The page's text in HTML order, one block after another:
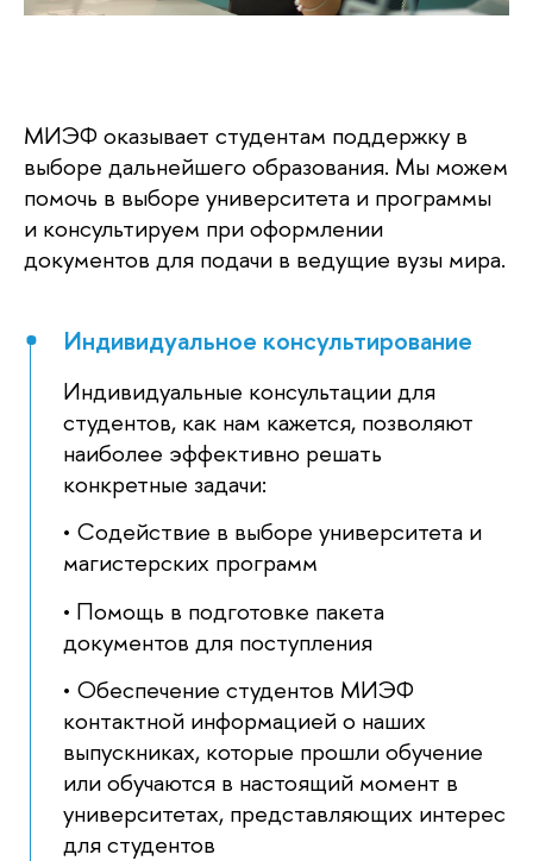
МИЭФ оказывает студентам поддержку в
выборе дальнейшего образования. Мы можем
помочь в выборе университета и программы
и консультируем при оформлении
документов для подачи в ведущие вузы мира.
Индивидуальное консультирование
Индивидуальные консультации для
студентов, как нам кажется, позволяют
наиболее эффективно решать
конкретные задачи:
• Содействие в выборе университета и
магистерских программ
• Помощь в подготовке пакета
документов для поступления
• Обеспечение студентов МИЭФ
контактной информацией о наших
выпускниках, которые прошли обучение
или обучаются в настоящий момент в
университетах, представляющих интерес
для студентов